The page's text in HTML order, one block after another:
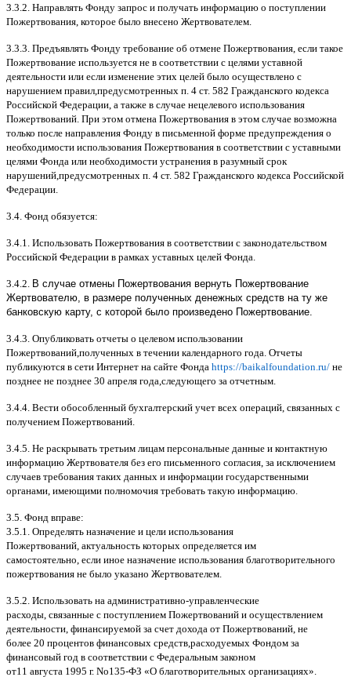
3.3.2. Направлять Фонду запрос и получать информацию о поступлении
Пожертвования которое было внесено Жертвователем
3.3.3. Предъявлять Фонду требование об отмене Пожертвования если такое
Пожертвование используется не в соответствии с целями уставной
деятельности или если изменение этих целей было осуществлено с
нарушением правил предусмотренных п . 4 ст. 582 Гражданского кодекса
Российской Федерации а также в случае нецелевого использования
Пожертвований При этом отмена Пожертвования в этом случае возможна
только после направления Фонду в письменной форме предупреждения о
необходимости использования Пожертвования в соответствии с уставными
целями Фонда или необходимости устранения в разумный срок
нарушений предусмотренных п . 4 ст. 582 Гражданского кодекса Российской
Федерации
3.4. Фонд обязуется:
3.4.1. Использовать Пожертвования в соответствии с законодательством
Российской Федерации в рамках уставных целей Фонда
3.4.2. В случае отмены Пожертвования вернуть Пожертвование
Жертвователю, в размере полученных денежных средств на ту же
банковскую карту, с которой было произведено Пожертвование.
3.4.3. Опубликовать отчеты о целевом использовании
Пожертвований полученных в течении календарного года Отчеты
публикуются в сети Интернет на сайте Фонда https://baikalfoundation.ru/ не
позднее не позднее 30 апреля года следующего за отчетным
3.4.4. Вести обособленный бухгалтерский учет всех операций связанных с
получением Пожертвований
3.4.5. Не раскрывать третьим лицам персональные данные и контактную
информацию Жертвователя без его письменного согласия за исключением
случаев требования таких данных и информации государственными
органами имеющими полномочия требовать такую информацию
3.5. Фонд вправе:
3.5.1. Определять назначение и цели использования
Пожертвований актуальность которых определяется им
самостоятельно если иное назначение использования благотворительного
пожертвования не было указано Жертвователем
3.5.2. Использовать на административно-управленческие
расходы связанные с поступлением Пожертвований и осуществлением
деятельности финансируемой за счет дохода от Пожертвований не
более 20 процентов финансовых средств расходуемых Фондом за
финансовый год в соответствии с Федеральным законом
от11 августа 1995 г. No135-ФЗ «О благотворительных организациях».